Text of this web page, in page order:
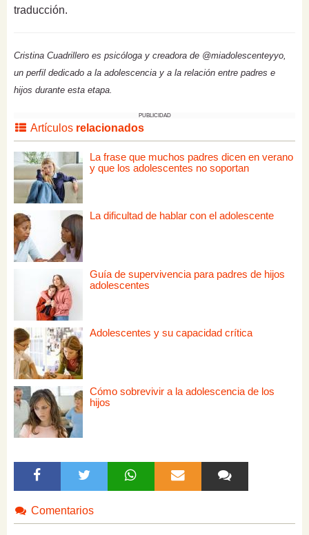
traducción.
Cristina Cuadrillero es psicóloga y creadora de @miadolescenteyyo,
un perfil dedicado a la adolescencia y a la relación entre padres e
hijos durante esta etapa.
PUBLICIDAD
Artículos relacionados
La frase que muchos padres dicen en verano
y que los adolescentes no soportan
La dificultad de hablar con el adolescente
Guía de supervivencia para padres de hijos
adolescentes
Adolescentes y su capacidad crítica
Cómo sobrevivir a la adolescencia de los
hijos
Comentarios